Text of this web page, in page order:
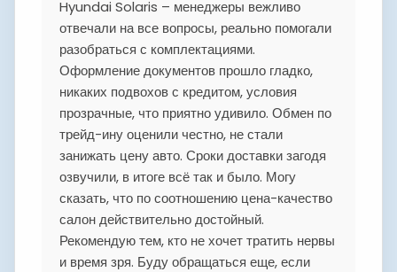
Hyundai Solaris – менеджеры вежливо
отвечали на все вопросы, реально помогали
разобраться с комплектациями.
Оформление документов прошло гладко,
никаких подвохов с кредитом, условия
прозрачные, что приятно удивило. Обмен по
трейд-ину оценили честно, не стали
занижать цену авто. Сроки доставки загодя
озвучили, в итоге всё так и было. Могу
сказать, что по соотношению цена-качество
салон действительно достойный.
Рекомендую тем, кто не хочет тратить нервы
и время зря. Буду обращаться еще, если